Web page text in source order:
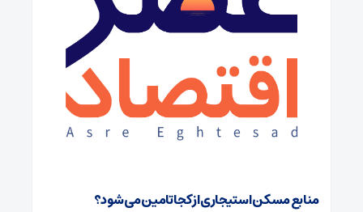
منابع مسکن استیجاری از کجا تامین می شود؟